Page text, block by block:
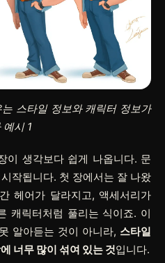
스타일 정보와 캐릭터 정보가
시 1
이 생각보다 쉽게 나옵니다. 문
작됩니다. 첫 장에서는 잘 나왔
헤어가 달라지고, 액세서리가
캐릭터처럼 풀리는 식이죠. 이
알아듣는 것이 아니라, 스타일
너무 많이 섞여 있는 것입니다.